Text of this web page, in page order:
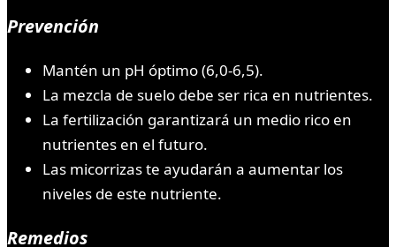
Prevención
Mantén un pH óptimo (6,0-6,5).
La mezcla de suelo debe ser rica en nutrientes.
La fertilización garantizará un medio rico en
nutrientes en el futuro.
Las micorrizas te ayudarán a aumentar los
niveles de este nutriente.
Remedios